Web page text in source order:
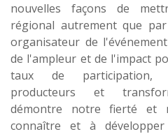
nouvelles façons de
régional autrement que
organisateur de
de l'ampleur et de l'impact
taux de participation,
producteurs et
démontre notre fierté et
connaître et à